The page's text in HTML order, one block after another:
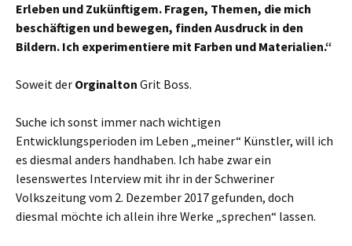
Erleben und Zukünftigem. Fragen, Themen, die mich
beschäftigen und bewegen, finden Ausdruck in den
Bildern. Ich experimentiere mit Farben und Materialien.“
Soweit der Orginalton Grit Boss.
Suche ich sonst immer nach wichtigen
Entwicklungsperioden im Leben „meiner“ Künstler, will ich
es diesmal anders handhaben. Ich habe zwar ein
lesenswertes Interview mit ihr in der Schweriner
Volkszeitung vom 2. Dezember 2017 gefunden, doch
diesmal möchte ich allein ihre Werke „sprechen“ lassen.